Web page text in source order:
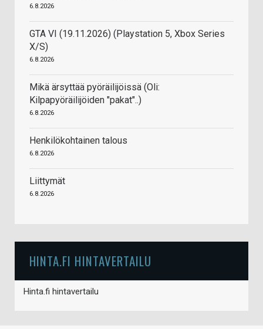
6.8.2026
GTA VI (19.11.2026) (Playstation 5, Xbox Series
X/S)
6.8.2026
Mikä ärsyttää pyöräilijöissä (Oli:
Kilpapyöräilijöiden "pakat"..)
6.8.2026
Henkilökohtainen talous
6.8.2026
Liittymät
6.8.2026
HINTA.FI HINTAVERTAILU
Hinta.fi hintavertailu